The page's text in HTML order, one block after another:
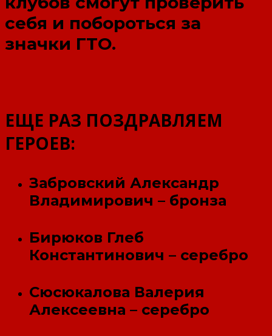
себя и побороться за
значки ГТО.
ЕЩЕ РАЗ ПОЗДРАВЛЯЕМ
ГЕРОЕВ:
Забровский Александр
Владимирович – бронза
Бирюков Глеб
Константинович – серебро
Сюсюкалова Валерия
Алексеевна – серебро